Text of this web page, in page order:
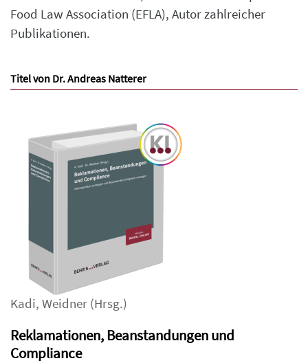
Food Law Association (EFLA), Autor zahlreicher
Publikationen.
Titel von Dr. Andreas Natterer
Kadi, Weidner (Hrsg.)
Reklamationen, Beanstandungen und
Compliance